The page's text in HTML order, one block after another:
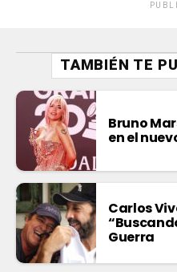
TAMBIÉN TE
Bruno
en el
Carlos
Guerra